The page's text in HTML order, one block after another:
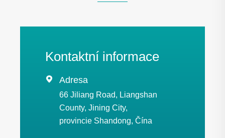
Kontaktní informace
 Adresa
66 Jiliang Road, Liangshan
County, Jining City,
provincie Shandong, Čína